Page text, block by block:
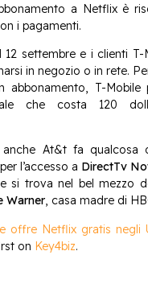
a Netflix è
i pagamenti.
12 settembre e i clienti
in negozio o in rete.
abbonamento, T-Mobile
che costa 120
At&t fa qualcosa
l’accesso a DirectTv
si trova nel bel mezzo
Warner, casa madre di
offre Netflix gratis negli
on Key4biz.